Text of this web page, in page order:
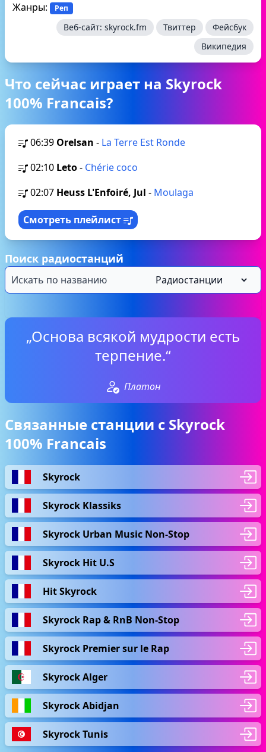
Жанры: Реп
Веб-сайт: skyrock.fm Твиттер
Фейсбук
Википедия
Что сейчас играет на Skyrock
100% Francais?
06:39 Orelsan - La Terre Est Ronde
02:10 Leto- Chérie coco
02:07 Heuss L'Enfoiré, Jul - Moulaga
Смотреть плейлист
Поиск радиостанций
„Основа всякой мудрости есть
терпение.“
Платон
Связанные станции с Skyrock
100% Francais
Skyrock
Skyrock Klassiks
Skyrock Urban Music Non-Stop
Skyrock Hit U.S
Hit Skyrock
Skyrock Rap & RnB Non-Stop
Skyrock Premier sur le Rap
Skyrock Alger
Skyrock Abidjan
Skyrock Tunis